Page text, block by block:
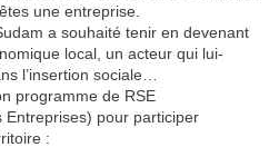
une entreprise.
a souhaité tenir en devenant
local, un acteur qui lui-
l’insertion sociale…
programme de RSE
Entreprises) pour participer
: